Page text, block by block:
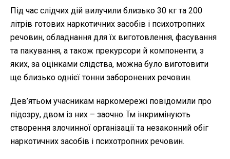
Під час слідчих дій вилучили близько 30 кг та 200
літрів готових наркотичних засобів і психотропних
речовин, обладнання для їх виготовлення, фасування
та пакування, а також прекурсори й компоненти, з
яких, за оцінками слідства, можна було виготовити
ще близько однієї тонни заборонених речовин.
Дев’ятьом учасникам наркомережі повідомили про
підозру, двом із них – заочно. Їм інкримінують
створення злочинної організації та незаконний обіг
наркотичних засобів і психотропних речовин.